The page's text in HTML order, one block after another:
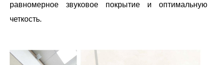
равномерное звуковое покрытие и оптимальную
четкость.